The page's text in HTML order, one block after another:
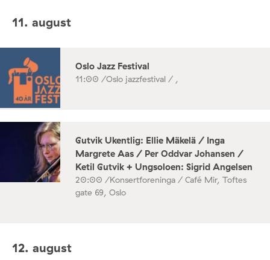
11. august
Oslo Jazz Festival
11:00 /Oslo jazzfestival / ,
Gutvik Ukentlig: Ellie Mäkelä / Inga
Margrete Aas / Per Oddvar Johansen /
Ketil Gutvik + Ungsoloen: Sigrid Angelsen
20:00 /Konsertforeninga / Café Mir, Toftes
gate 69, Oslo
12. august